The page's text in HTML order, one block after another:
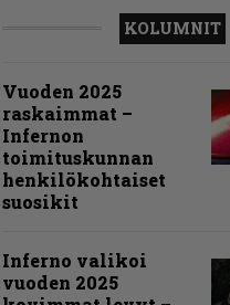
KOLUMNIT
Vuoden 2025
raskaimmat –
Infernon
toimituskunnan
henkilökohtaiset
suosikit
Inferno valikoi
vuoden 2025